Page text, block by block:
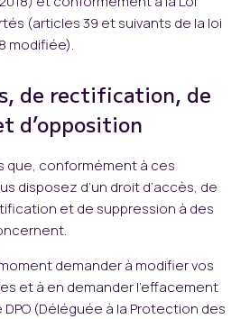
(articles 39 et suivants de la loi
modifiée).
de rectification, de
d’opposition
que, conformément à ces
disposez d’un droit d’accès, de
et de suppression à des
demander à modifier vos
et à en demander l’effacement
(Déléguée à la Protection des